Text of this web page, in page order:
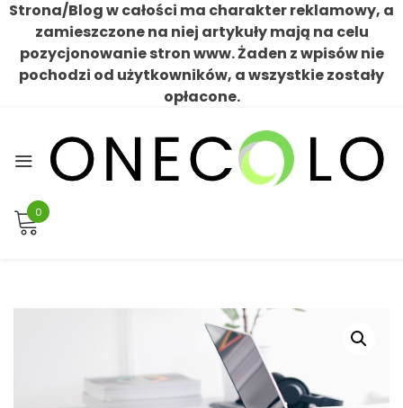
Strona/Blog w całości ma charakter reklamowy, a
zamieszczone na niej artykuły mają na celu
pozycjonowanie stron www. Żaden z wpisów nie
pochodzi od użytkowników, a wszystkie zostały
opłacone.
content
0